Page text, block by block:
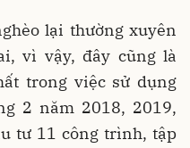
lại thường xuyên
vì vậy, đây cũng là
trong việc sử dụng
2 năm 2018, 2019,
tư 11 công trình, tập